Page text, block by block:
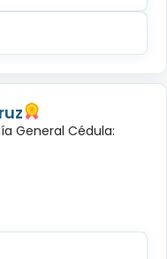
General Cédula: